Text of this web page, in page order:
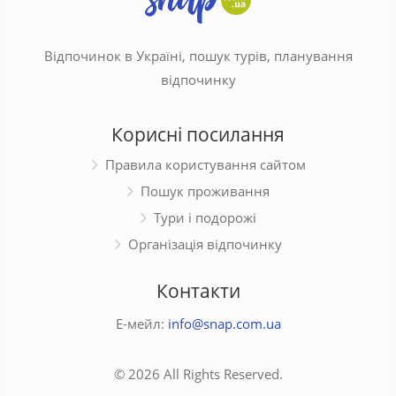
Відпочинок в Україні, пошук турів, планування
відпочинку
Корисні посилання
Правила користування сайтом
Пошук проживання
Тури і подорожі
Організація відпочинку
Контакти
Е-мейл: info@snap.com.ua
© 2026 All Rights Reserved.